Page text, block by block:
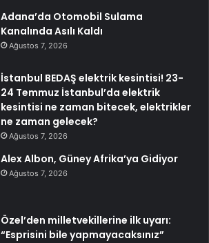
Adana’da Otomobil Sulama
Kanalında Asılı Kaldı
Ağustos 7, 2026
İstanbul BEDAŞ elektrik kesintisi! 23-
24 Temmuz İstanbul’da elektrik
kesintisi ne zaman bitecek, elektrikler
ne zaman gelecek?
Ağustos 7, 2026
Alex Albon, Güney Afrika’ya Gidiyor
Ağustos 7, 2026
Özel’den milletvekillerine ilk uyarı:
“Esprisini bile yapmayacaksınız”